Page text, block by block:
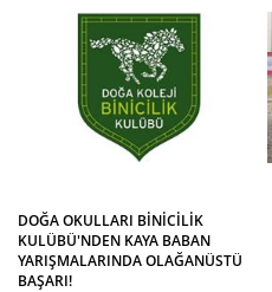
DOĞA OKULLARI BİNİCİLİK
KULÜBÜ'NDEN KAYA BABAN
YARIŞMALARINDA OLAĞANÜSTÜ
BAŞARI!